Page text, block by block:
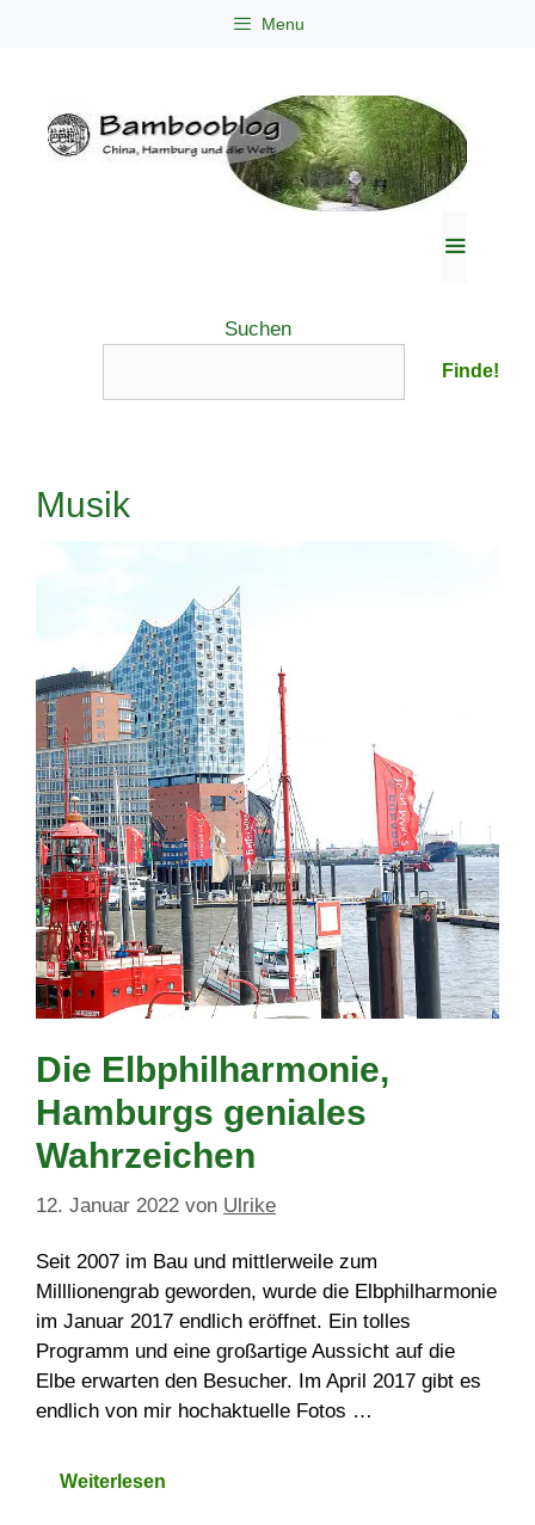
Menu
Suchen
Finde!
Musik
Die Elbphilharmonie,
Hamburgs geniales
Wahrzeichen
12. Januar 2022 von Ulrike
Seit 2007 im Bau und mittlerweile zum
Milllionengrab geworden, wurde die Elbphilharmonie
im Januar 2017 endlich eröffnet. Ein tolles
Programm und eine großartige Aussicht auf die
Elbe erwarten den Besucher. Im April 2017 gibt es
endlich von mir hochaktuelle Fotos …
Weiterlesen